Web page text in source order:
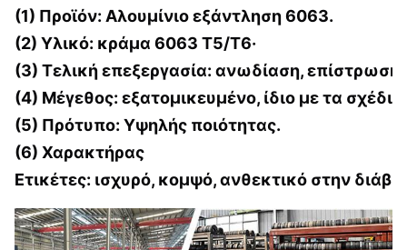
(1) Προϊόν: Αλουμίνιο εξάντληση 6063.
(2) Υλικό: κράμα 6063 T5/T6·
(3) Τελική επεξεργασία: ανωδίαση,
(4) Μέγεθος: εξατομικευμένο, ίδιο με τα
(5) Πρότυπο: Υψηλής ποιότητας.
(6) Χαρακτήρας
Ετικέτες: ισχυρό, κομψό, ανθεκτικό στην